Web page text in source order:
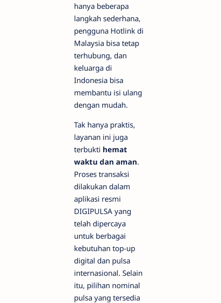
hanya beberapa
langkah sederhana,
pengguna Hotlink di
Malaysia bisa tetap
terhubung, dan
keluarga di
Indonesia bisa
membantu isi ulang
dengan mudah.
Tak hanya praktis,
layanan ini juga
terbukti hemat
waktu dan aman.
Proses transaksi
dilakukan dalam
aplikasi resmi
DIGIPULSA yang
telah dipercaya
untuk berbagai
kebutuhan top-up
digital dan pulsa
internasional. Selain
itu, pilihan nominal
pulsa yang tersedia